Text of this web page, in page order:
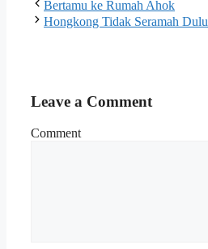
Bertamu ke Rumah Ahok
Hongkong Tidak Seramah Dulu
Leave a Comment
Comment